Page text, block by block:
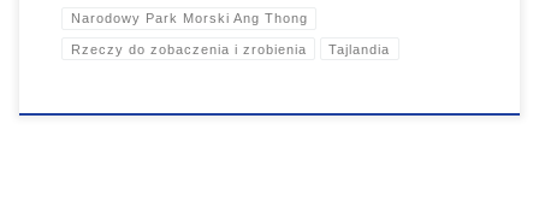
Narodowy Park Morski Ang Thong
Rzeczy do zobaczenia i zrobienia Tajlandia